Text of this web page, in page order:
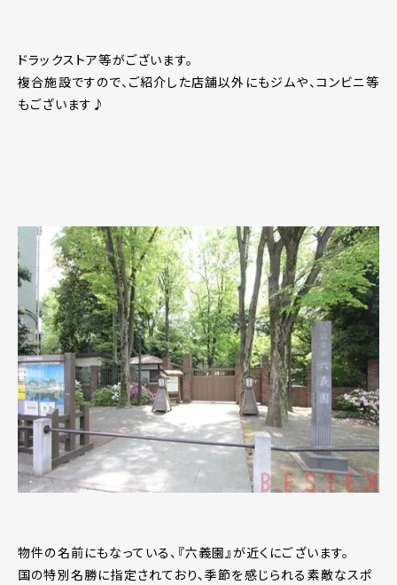
ドラックストア等がございます。
複合施設ですので、ご紹介した店舗以外にもジムや、コンビニ等
もございます♪
物件の名前にもなっている、『六義園』が近くにございます。
国の特別名勝に指定されており、季節を感じられる素敵なスポ